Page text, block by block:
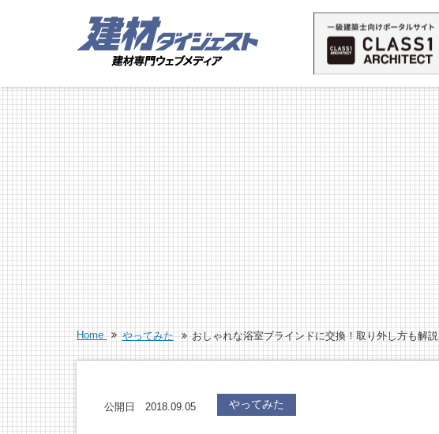
Home やってみた おしゃれな浴室ブラインドに交換！取り外し方も解
公開日 2018.09.05 やってみた